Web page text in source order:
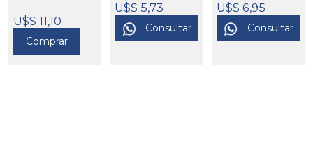
U$S 11,10
Comprar
U$S 5,73
Consultar
U$S 6,95
Consultar